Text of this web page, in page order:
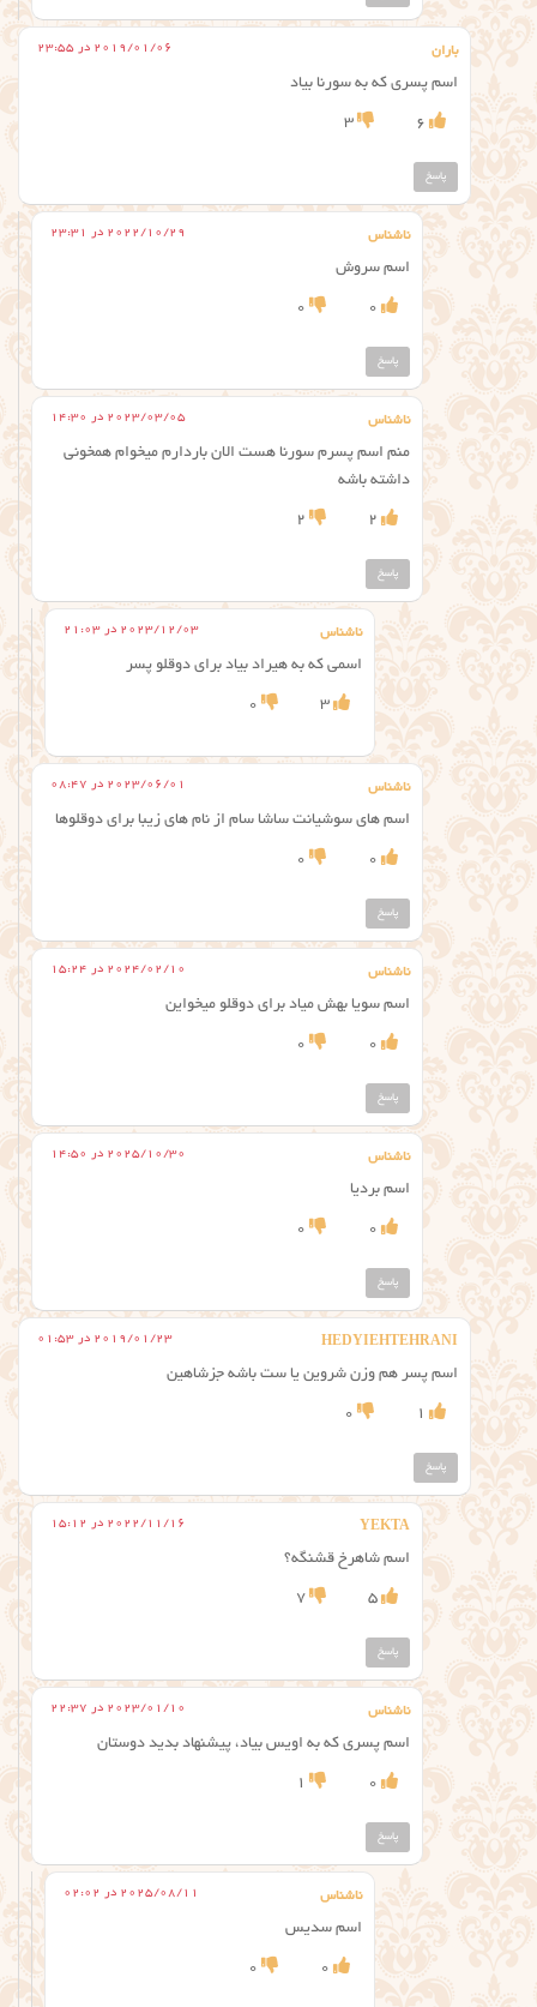
باران 2019/01/06 در 23:55
اسم پسری که به سورنا بیاد
6
3
پاسخ
ناشناس 2022/10/29 در 23:31
اسم سروش
0
0
پاسخ
ناشناس 2023/03/05 در 14:30
منم اسم پسرم سورنا هست الان باردارم میخوام همخونی
داشته باشه
2
2
پاسخ
ناشناس 2023/12/03 در 21:03
اسمی که به هیراد بیاد برای دوقلو پسر
3
0
ناشناس 2023/06/01 در 08:47
اسم های سوشيانت ساشا سام از نام های زیبا برای دوقلوها
0
0
پاسخ
ناشناس 2024/02/10 در 15:24
اسم سویا بهش میاد برای دوقلو میخواین
0
0
پاسخ
ناشناس 2025/10/30 در 14:50
اسم بردیا
0
0
پاسخ
HEDYIEHTEHRANI 2019/01/23 در 01:53
اسم پسر هم وزن شروین یا ست باشه جزشاهین
1
0
پاسخ
YEKTA 2022/11/16 در 15:12
اسم شاهرخ قشنگه؟
5
7
پاسخ
ناشناس 2023/01/10 در 22:37
اسم پسری که به اویس بیاد، پیشنهاد بدید دوستان
0
1
پاسخ
ناشناس 2025/08/11 در 02:02
اسم سدیس
0
0